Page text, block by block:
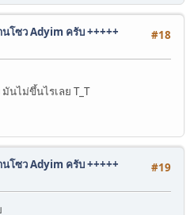
#18
โซว Adyim ครับ +++++
นไม่ขึ้นไรเลย T_T
#19
โซว Adyim ครับ +++++